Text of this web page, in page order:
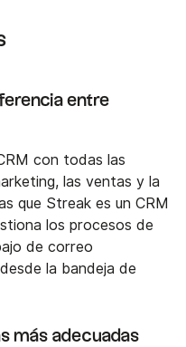
entre
con todas las
las ventas y la
que Streak es un CRM
los procesos de
de correo
la bandeja de
más adecuadas